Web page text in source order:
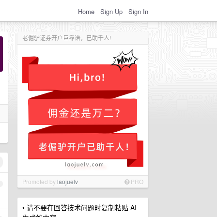
Home Sign Up Sign In
老倔驴证券开户巨靠谱，已助千人!
Promoted bylaojuelv PRO
• 请不要在回答技术问题时复制粘贴 AI